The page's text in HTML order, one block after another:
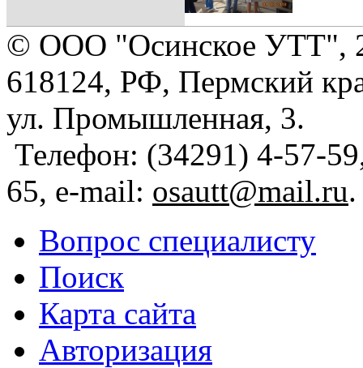
© ООО "Осинское УТТ",
618124, РФ, Пермский
ул. Промышленная, 3.
Телефон: (34291) 4-57-
65, e-mail: osautt@mail.ru.
Вопрос специалисту
Поиск
Карта сайта
Авторизация